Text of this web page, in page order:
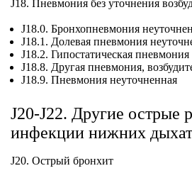
J18. Пневмония без уточнения
J18.0. Бронхопневмония
J18.1. Долевая пневмония
J18.2. Гипостатическая
J18.8. Другая пневмония,
J18.9. Пневмония неуточненная
J20-J22. Другие острые
инфекции нижних
J20. Острый бронхит